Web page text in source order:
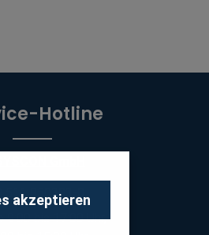
Hotline
511 850303-0
9:00 bis 17:00 Uhr,
akzeptieren